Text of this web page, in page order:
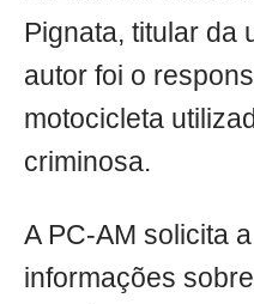
Pignata, titular da
autor foi o
motocicleta
criminosa.
A PC-AM solicita
informações